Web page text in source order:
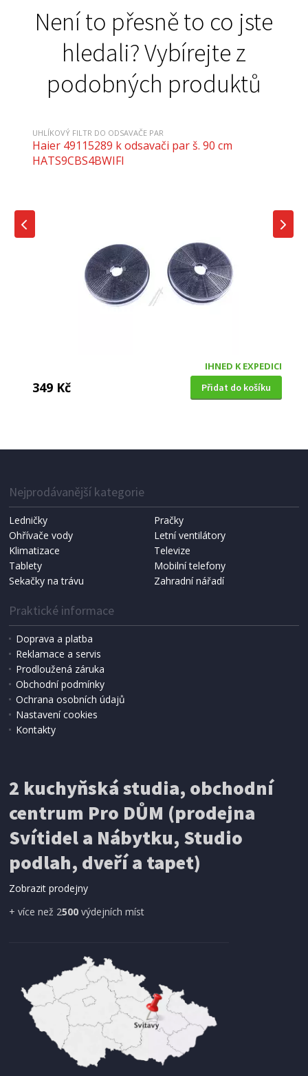
Není to přesně to co jste
hledali? Vybírejte z
podobných produktů
UHLÍKOVÝ FILTR DO ODSAVAČE PAR
Haier 49115289 k odsavači par š. 90 cm
HATS9CBS4BWIFI
IHNED K EXPEDICI
349 Kč Přidat do košíku
Candy KFC6918
299 Kč
Nejprodávanější kategorie
Ledničky
Pračky
Ohřívače vody
Letní ventilátory
Klimatizace
Televize
Tablety
Mobilní telefony
Sekačky na trávu
Zahradní nářadí
Praktické informace
Doprava a platba
Reklamace a servis
Prodloužená záruka
Obchodní podmínky
Ochrana osobních údajů
Nastavení cookies
Kontakty
2 kuchyňská studia, obchodní
centrum Pro DŮM (prodejna
Svítidel a Nábytku, Studio
podlah, dveří a tapet)
Zobrazit prodejny
+ více než 2500 výdejních míst